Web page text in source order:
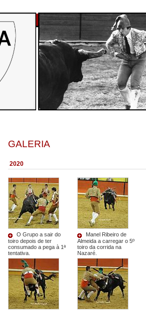
GALERIA
2020
O Grupo a sair do
toiro depois de ter
consumado a pega à 1ª
tentativa.
Manel Ribeiro de
Almeida a carregar o 5º
toiro da corrida na
Nazaré.